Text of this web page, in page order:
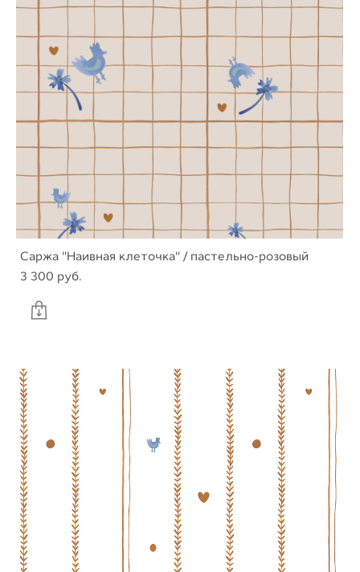
Саржа "Наивная клеточка" / пастельно-розовый
3 300 pуб.